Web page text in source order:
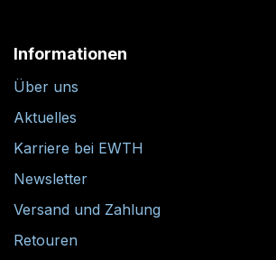
Informationen
Über uns
Aktuelles
Karriere bei EWTH
Newsletter
Versand und Zahlung
Retouren